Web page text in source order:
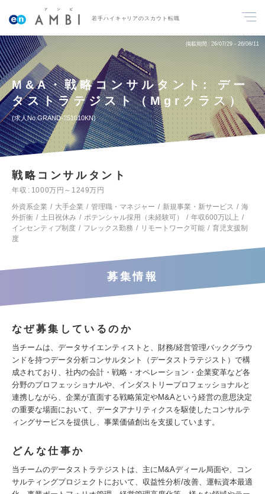
若手ハイキャリアのスカウト転職
掲載期間 26/07/29～26/08/11
M&A・戦略コンサルタント: デー
タストラテジスト（Mgrクラス）
求人No.GRAND-251010KN
戦略コンサルタント
年収
1000万円～1249万円
外資系企業
大手企業 管理職・マネジャー 新規事業・新サービス
海
外折衝
土日祝休み ポテンシャル採用（未経験可）
年収600万以上
インセンティブ制度
フレックス勤務 リモートワーク可能
育児支援制
度
募集情報
なぜ募集しているのか
当チームは、データサイエンティストと、財務/経営管理バックグラウ
ンドを持つデータ分析コンサルタント（データストラテジスト）で構
成されており、社内の会計・戦略・オペレーション・企業変革など各
分野のプロフェッショナルや、インダストリープロフェッショナルと
連携しながら、企業が直面する戦略策定やM&Aという経営の意思決定
の重要な場面において、データアナリティクスを駆使したコンサルテ
ィングサービスを提供し、事業価値創出を支援しています。
どんな仕事か
当チームのデータストラテジストは、主にM&Aディール局面や、コン
サルティングプロジェクトにおいて、収益性分析/改善、運転資本最適